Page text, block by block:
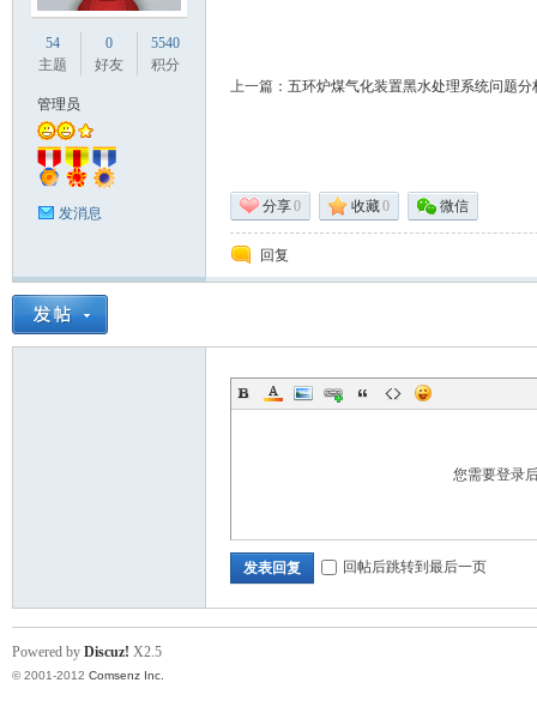
54
主题
0
好友
5540
积分
管理员
发消息
上一篇： 五环炉煤气化装置黑水处理系统问题分
分享0 收藏0 微信
回复
您需要登录
发表回复 回帖后跳转到最后一页
Powered by Discuz! X2.5
© 2001-2012 Comsenz Inc.